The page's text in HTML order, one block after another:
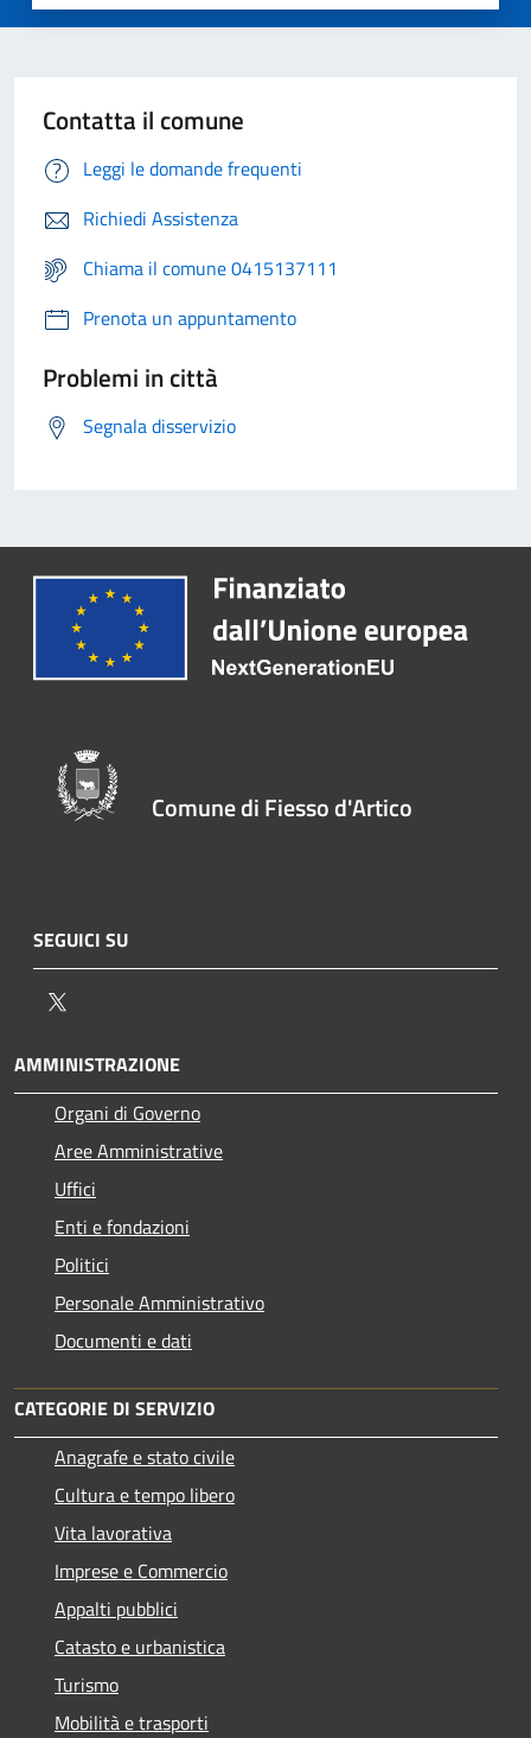
Contatta il comune
Leggi le domande frequenti
Richiedi Assistenza
Chiama il comune 0415137111
Prenota un appuntamento
Problemi in città
Segnala disservizio
Comune di Fiesso d'Artico
SEGUICI SU
AMMINISTRAZIONE
Organi di Governo
Aree Amministrative
Uffici
Enti e fondazioni
Politici
Personale Amministrativo
Documenti e dati
CATEGORIE DI SERVIZIO
Anagrafe e stato civile
Cultura e tempo libero
Vita lavorativa
Imprese e Commercio
Appalti pubblici
Catasto e urbanistica
Turismo
Mobilità e trasporti